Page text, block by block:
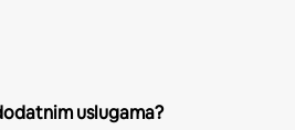
uslugama?